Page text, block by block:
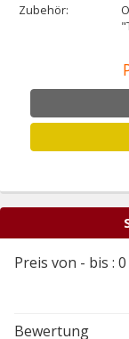
Zubehör:
Preis von - bis : 0
Bewertung